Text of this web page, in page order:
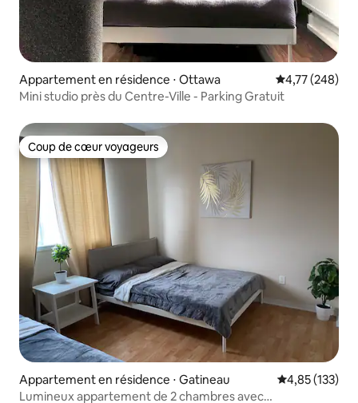
Appartement en résidence ⋅ Ottawa Évaluation
4,77 (248)
Mini studio près du Centre-Ville - Parking Gratuit
Coup de cœur voyageurs
Coup de cœur voyageurs
Appartement en résidence ⋅ Gatineau Évaluation
4,85 (133)
Lumineux appartement de 2 chambres avec